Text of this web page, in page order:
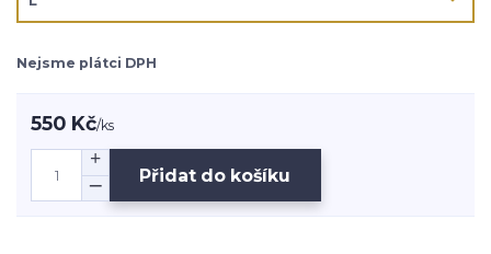
Nejsme plátci DPH
550 Kč/ks
Přidat do košíku